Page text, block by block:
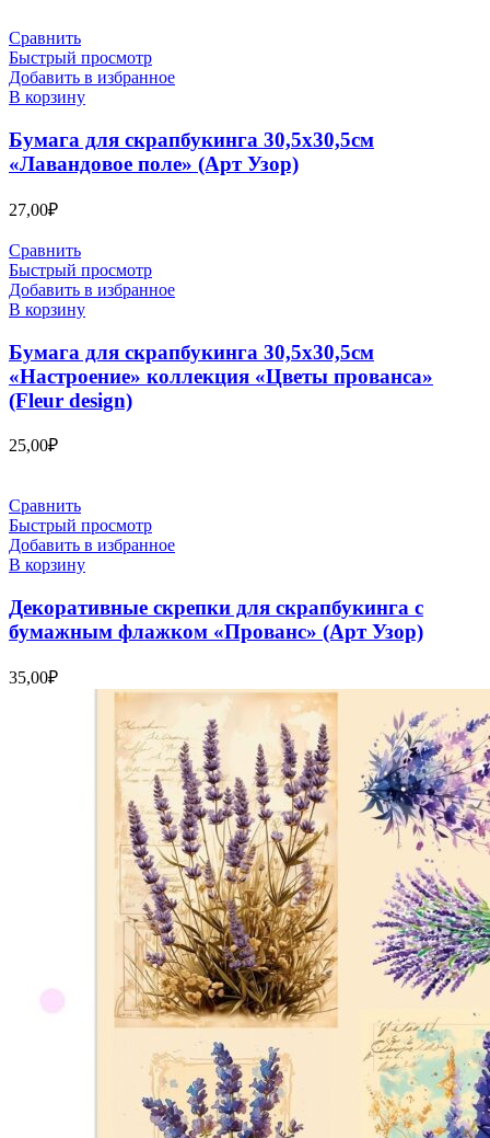
Сравнить
Быстрый просмотр
Добавить в избранное
В корзину
Бумага для скрапбукинга 30,5х30,5см
«Лавандовое поле» (Арт Узор)
27,00₽
Сравнить
Быстрый просмотр
Добавить в избранное
В корзину
Бумага для скрапбукинга 30,5х30,5см
«Настроение» коллекция «Цветы прованса»
(Fleur design)
25,00₽
Сравнить
Быстрый просмотр
Добавить в избранное
В корзину
Декоративные скрепки для скрапбукинга с
бумажным флажком «Прованс» (Арт Узор)
35,00₽